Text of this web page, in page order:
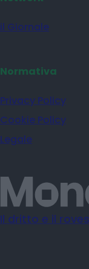
il Giornale
Normativa
Privacy Policy
Cookie Policy
Legale
Il dritto e il